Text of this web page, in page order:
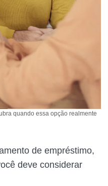
quando essa opção realmente
de empréstimo,
deve considerar